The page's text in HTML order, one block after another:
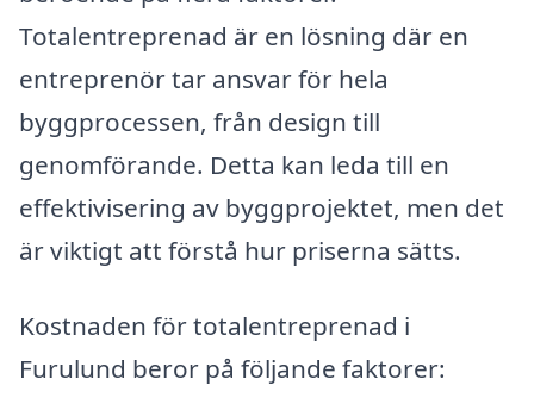
Totalentreprenad är en lösning där en
entreprenör tar ansvar för hela
byggprocessen, från design till
genomförande. Detta kan leda till en
effektivisering av byggprojektet, men det
är viktigt att förstå hur priserna sätts.
Kostnaden för totalentreprenad i
Furulund beror på följande faktorer: